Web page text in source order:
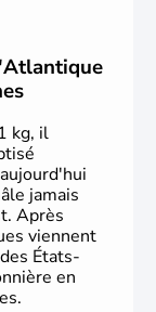
avant l'arrivée
continent par
13 colonies
en 1787.
dans une
kg, il
jamais
Après
viennent
États-
en